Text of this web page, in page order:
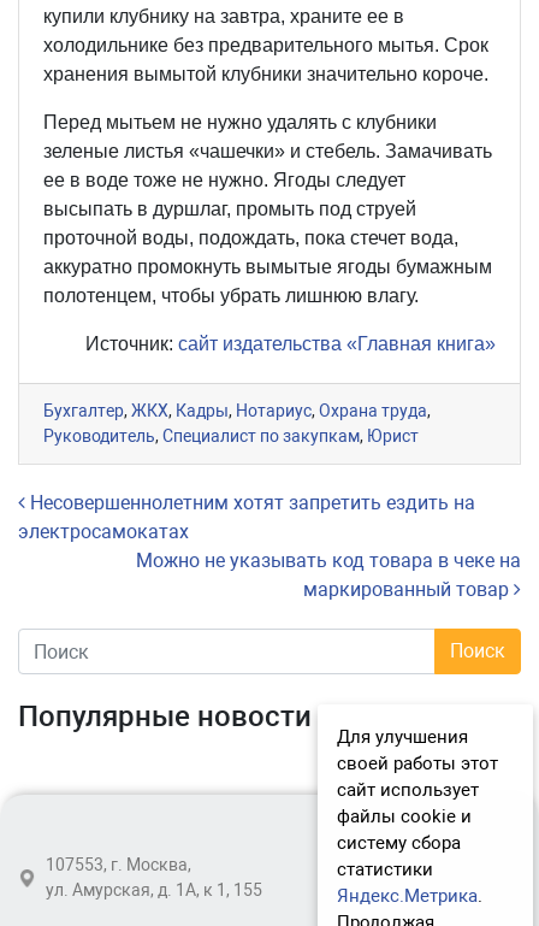
купили клубнику на завтра, храните ее в
холодильнике без предварительного мытья. Срок
хранения вымытой клубники значительно короче.
Перед мытьем не нужно удалять с клубники
зеленые листья «чашечки» и стебель. Замачивать
ее в воде тоже не нужно. Ягоды следует
высыпать в дуршлаг, промыть под струей
проточной воды, подождать, пока стечет вода,
аккуратно промокнуть вымытые ягоды бумажным
полотенцем, чтобы убрать лишнюю влагу.
Источник: сайт издательства «Главная книга»
Бухгалтер,ЖКХ, Кадры, Нотариус,Охрана труда,
Руководитель,Специалист по закупкам, Юрист
Навигация по записям
Несовершеннолетним хотят запретить ездить на
электросамокатах
Можно не указывать код товара в чеке на
маркированный товар
Популярные новости
107553, г. Москва,
ул. Амурская, д. 1А, к 1, 155
Для улучшения
своей работы этот
сайт использует
файлы cookie и
систему сбора
статистики
Яндекс.Метрика.